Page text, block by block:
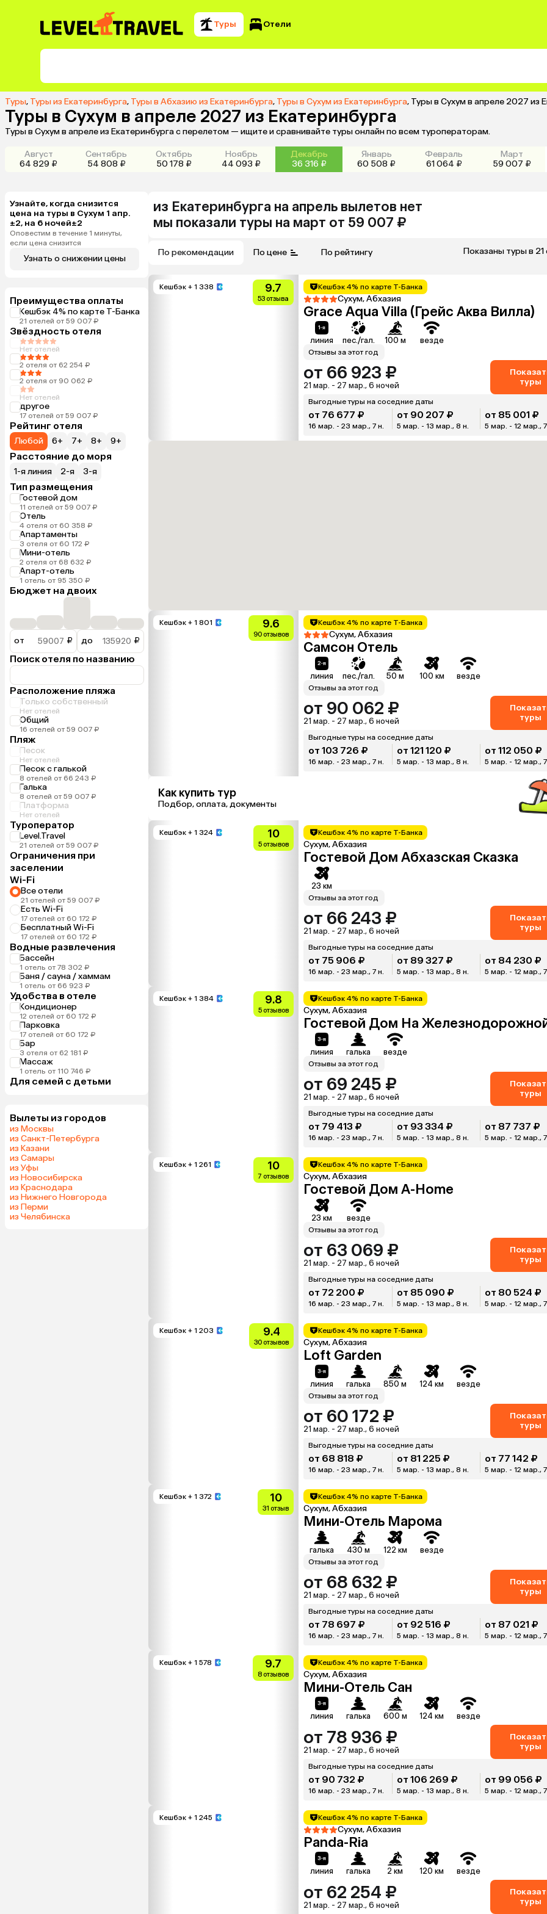
Туры Отели
Туры, Туры из Екатеринбурга, Туры в Абхазию из Екатеринбурга, Туры в Сухум из Екатеринбурга, Туры в Сухум в апреле 2027 из
Туры в Сухум в апреле 2027 из Екатеринбурга
Туры в Сухум в апреле из Екатеринбурга с перелетом — ищите и сравнивайте туры онлайн по всем туроператорам.
Август
64 829 ₽
Сентябрь
54 808 ₽
Октябрь
50 178 ₽
Ноябрь
44 093 ₽
Декабрь
36 316 ₽
Январь
60 508 ₽
Февраль
61 064 ₽
Март
59 007 ₽
Узнайте, когда снизится
цена на туры в Сухум 1 апр.
±2, на 6 ночей±2
Оповестим в течение 1 минуты,
если цена снизится
Узнать о снижении цены
Преимущества оплаты
Кешбэк 4% по карте Т-Банка
21 отелей от 59 007 ₽
Звёздность отеля
Нет отелей
2 отеля от 62 254 ₽
2 отеля от 90 062 ₽
Нет отелей
другое
17 отелей от 59 007 ₽
Рейтинг отеля
Любой 6+ 7+ 8+ 9+
Расстояние до моря
1-я линия 2-я 3-я
Тип размещения
Гостевой дом
11 отелей от 59 007 ₽
Отель
4 отеля от 60 358 ₽
Апартаменты
3 отеля от 60 172 ₽
Мини-отель
2 отеля от 68 632 ₽
Апарт-отель
1 отель от 95 350 ₽
Бюджет на двоих
от ₽ до ₽
Поиск отеля по названию
Расположение пляжа
Только собственный
Нет отелей
Общий
16 отелей от 59 007 ₽
Пляж
Песок
Нет отелей
Песок с галькой
8 отелей от 66 243 ₽
Галька
8 отелей от 59 007 ₽
Платформа
Нет отелей
Туроператор
Level.Travel
21 отелей от 59 007 ₽
Ограничения при
заселении
Wi-Fi
Все отели
21 отелей от 59 007 ₽
Есть Wi-Fi
17 отелей от 60 172 ₽
Бесплатный Wi-Fi
17 отелей от 60 172 ₽
Водные развлечения
Бассейн
1 отель от 78 302 ₽
Баня / сауна / хаммам
1 отель от 66 923 ₽
Удобства в отеле
Кондиционер
12 отелей от 60 172 ₽
Парковка
17 отелей от 60 172 ₽
Бар
3 отеля от 62 181 ₽
Массаж
1 отель от 110 746 ₽
Для семей с детьми
Вылеты из городов
из Москвы
из Санкт-Петербурга
из Казани
из Самары
из Уфы
из Новосибирска
из Краснодара
из Нижнего Новгорода
из Перми
из Челябинска
из Екатеринбурга на апрель вылетов нет
мы показали туры на март от 59 007 ₽
По рекомендации По цене По рейтингу Показаны туры в 21
Кешбэк + 1 338 9.7
53 отзыва
Кешбэк 4% по карте Т-Банка
Сухум, Абхазия
Grace Aqua Villa (Грейс Аква Вилла)
линия пес./гал. 100 м везде
Отзывы за этот год
от 66 923 ₽
21 мар. - 27 мар., 6 ночей
туры
Выгодные туры на соседние даты
от 76 677 ₽
16 мар. - 23 мар., 7 н.
от 90 207 ₽
5 мар. - 13 мар., 8 н.
от 85 001 ₽
5 мар. - 12 мар., 7
Кешбэк + 1 801 9.6
90 отзывов
Кешбэк 4% по карте Т-Банка
Сухум, Абхазия
Самсон Отель
линия пес./гал. 50 м 100 км везде
Отзывы за этот год
от 90 062 ₽
21 мар. - 27 мар., 6 ночей
туры
Выгодные туры на соседние даты
от 103 726 ₽
16 мар. - 23 мар., 7 н.
от 121 120 ₽
5 мар. - 13 мар., 8 н.
от 112 050 ₽
5 мар. - 12 мар., 7
Как купить тур
Подбор, оплата, документы
Кешбэк + 1 324 10
5 отзывов
Кешбэк 4% по карте Т-Банка
Сухум, Абхазия
Гостевой Дом Абхазская Сказка
23 км
Отзывы за этот год
от 66 243 ₽
21 мар. - 27 мар., 6 ночей
туры
Выгодные туры на соседние даты
от 75 906 ₽
16 мар. - 23 мар., 7 н.
от 89 327 ₽
5 мар. - 13 мар., 8 н.
от 84 230 ₽
5 мар. - 12 мар., 7
Кешбэк + 1 384 9.8
5 отзывов
Кешбэк 4% по карте Т-Банка
Сухум, Абхазия
Гостевой Дом На
линия галька везде
Отзывы за этот год
от 69 245 ₽
21 мар. - 27 мар., 6 ночей
туры
Выгодные туры на соседние даты
от 79 413 ₽
16 мар. - 23 мар., 7 н.
от 93 334 ₽
5 мар. - 13 мар., 8 н.
от 87 737 ₽
5 мар. - 12 мар., 7
Кешбэк + 1 261 10
7 отзывов
Кешбэк 4% по карте Т-Банка
Сухум, Абхазия
Гостевой Дом A-Home
23 км везде
Отзывы за этот год
от 63 069 ₽
21 мар. - 27 мар., 6 ночей
туры
Выгодные туры на соседние даты
от 72 200 ₽
16 мар. - 23 мар., 7 н.
от 85 090 ₽
5 мар. - 13 мар., 8 н.
от 80 524 ₽
5 мар. - 12 мар., 7
Кешбэк + 1 203 9.4
30 отзывов
Кешбэк 4% по карте Т-Банка
Сухум, Абхазия
Loft Garden
линия галька 850 м 124 км везде
Отзывы за этот год
от 60 172 ₽
21 мар. - 27 мар., 6 ночей
туры
Выгодные туры на соседние даты
от 68 818 ₽
16 мар. - 23 мар., 7 н.
от 81 225 ₽
5 мар. - 13 мар., 8 н.
от 77 142 ₽
5 мар. - 12 мар., 7
Кешбэк + 1 372 10
31 отзыв
Кешбэк 4% по карте Т-Банка
Сухум, Абхазия
Мини-Отель Марома
галька 430 м 122 км везде
Отзывы за этот год
от 68 632 ₽
21 мар. - 27 мар., 6 ночей
туры
Выгодные туры на соседние даты
от 78 697 ₽
16 мар. - 23 мар., 7 н.
от 92 516 ₽
5 мар. - 13 мар., 8 н.
от 87 021 ₽
5 мар. - 12 мар., 7
Кешбэк + 1 578 9.7
8 отзывов
Кешбэк 4% по карте Т-Банка
Сухум, Абхазия
Мини-Отель Сан
линия галька 600 м 124 км везде
от 78 936 ₽
21 мар. - 27 мар., 6 ночей
туры
Выгодные туры на соседние даты
от 90 732 ₽
16 мар. - 23 мар., 7 н.
от 106 269 ₽
5 мар. - 13 мар., 8 н.
от 99 056 ₽
5 мар. - 12 мар., 7
Кешбэк + 1 245 Кешбэк 4% по карте Т-Банка
Сухум, Абхазия
Panda-Ria
линия галька 2 км 120 км везде
от 62 254 ₽
21 мар. - 27 мар., 6 ночей
туры